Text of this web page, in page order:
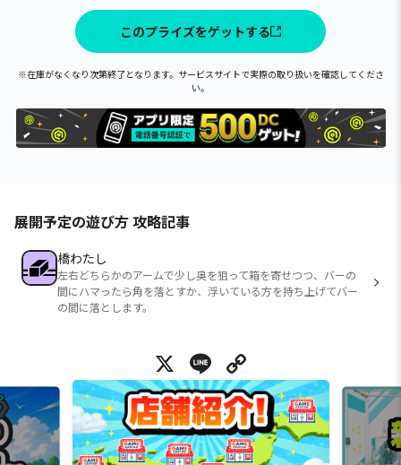
このプライズをゲットする
※在庫がなくなり次第終了となります。サービスサイトで実際の取り扱いを確認してくださ
い。
展開予定の遊び方 攻略記事
橋わたし
左右どちらかのアームで少し奥を狙って箱を寄せつつ、バーの
間にハマったら角を落とすか、浮いている方を持ち上げてバー
の間に落とします。
X Line